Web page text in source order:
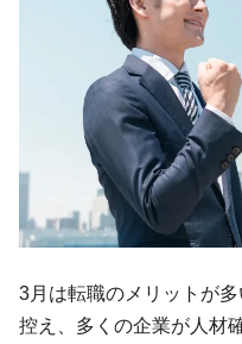
3月は転職のメリットが
控え、多くの企業が人材